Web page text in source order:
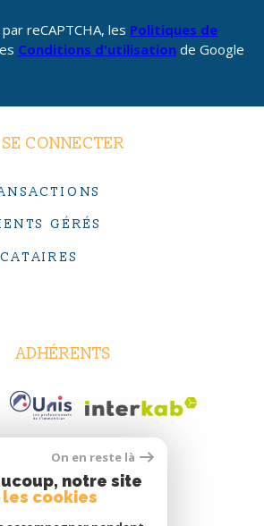
reCAPTCHA, les Politiques de
Conditions d'utilisation de Google
SE CONNECTER
GÉRÉS
ADHÉRENTS
On en reste là
notre site
cookies